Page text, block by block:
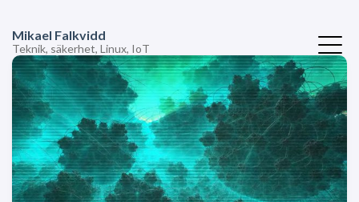
Mikael Falkvidd
Teknik, säkerhet, Linux, IoT